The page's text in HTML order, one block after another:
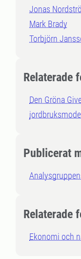
Jonas
Mark Brady
Torbjörn
Relaterade
Den Gröna
Publicerat
Relaterade
Ekonomi och